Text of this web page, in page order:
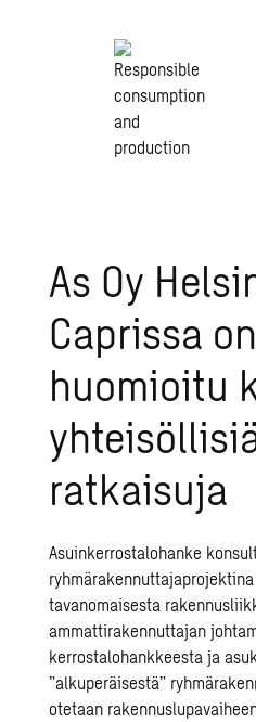
As Oy
Caprissa on
huomioitu
ratkaisuja
Asuinkerrostalohanke
tavanomaisesta
ammattirakennuttajan
kerrostalohankkeesta ja
”alkuperäisestä”
otetaan